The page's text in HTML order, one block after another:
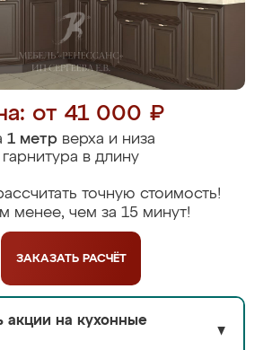
от 41 000 ₽
1 метрверха и низа
гарнитура в длину
точную стоимость!
менее, чем за 15 минут!
ЗАКАЗАТЬ РАСЧЁТ
акции на кухонные
▼